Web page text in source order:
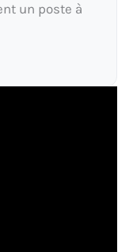
un poste à